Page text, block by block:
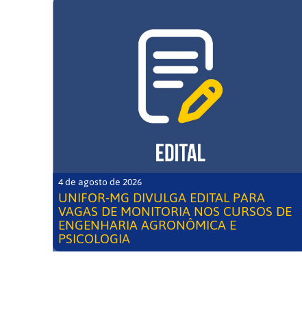
4 de agosto de 2026
UNIFOR-MG DIVULGA EDITAL PARA
VAGAS DE MONITORIA NOS CURSOS DE
ENGENHARIA AGRONÔMICA E
PSICOLOGIA